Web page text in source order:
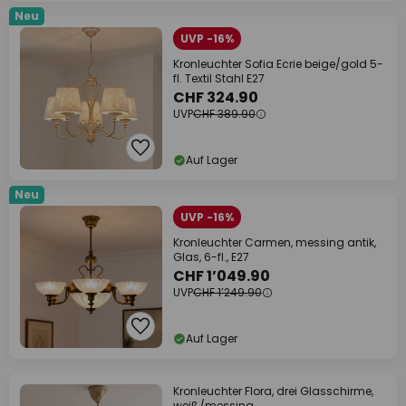
Neu
UVP -16%
Kronleuchter Sofia Ecrie beige/gold 5-
fl. Textil Stahl E27
CHF 324.90
UVPCHF 389.90
Auf Lager
Neu
UVP -16%
Kronleuchter Carmen, messing antik,
Glas, 6-fl., E27
CHF 1’049.90
UVPCHF 1’249.90
Auf Lager
Kronleuchter Flora, drei Glasschirme,